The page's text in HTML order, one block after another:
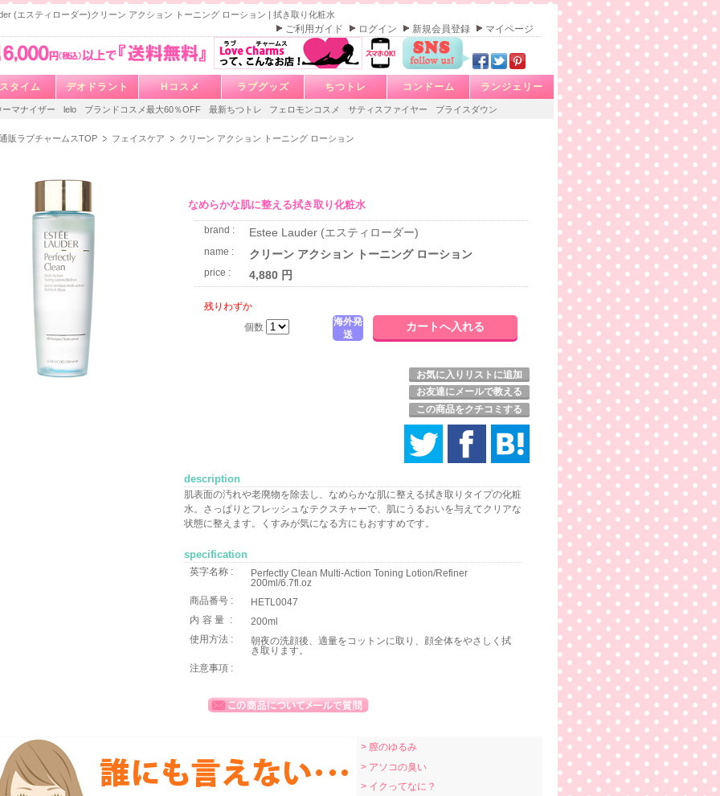
(エスティローダー)クリーン アクション トーニング ローション | 拭き取り化粧水
ご利用ガイド ログイン 新規会員登録 マイページ
タイム デオドラント Hコスメ ラブグッズ ちつトレ コンドーム ランジェリー
ーマナイザー lelo ブランドコスメ最大60％OFF 最新ちつトレ フェロモンコスメ サティスファイヤー プライスダウン
販ラブチャームスTOP フェイスケア クリーン アクション トーニング ローション
なめらかな肌に整える拭き取り化粧水
brand : Estee Lauder (エスティローダー)
name : クリーン アクション トーニング ローション
price : 4,880 円
残りわずか
個数
海外発
送
お気に入りリストに追加
お友達にメールで教える
この商品をクチコミする
description
肌表面の汚れや老廃物を除去し、なめらかな肌に整える拭き取りタイプの化粧
水。さっぱりとフレッシュなテクスチャーで、肌にうるおいを与えてクリアな
状態に整えます。くすみが気になる方にもおすすめです。
specification
英字名称 :
Perfectly Clean Multi-Action Toning Lotion/Refiner
200ml/6.7fl.oz
商品番号 :
HETL0047
内容量 :
200ml
使用方法 :
朝夜の洗顔後、適量をコットンに取り、顔全体をやさしく拭
き取ります。
注意事項 :
> 膣のゆるみ
> アソコの臭い
> イクってなに？